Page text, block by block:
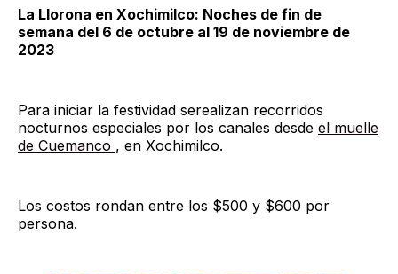
La Llorona en Xochimilco: Noches de fin de
semana del 6 de octubre al 19 de noviembre de
2023
Para iniciar la festividad serealizan recorridos
nocturnos especiales por los canales desde el muelle
de Cuemanco , en Xochimilco.
Los costos rondan entre los $500 y $600 por
persona.